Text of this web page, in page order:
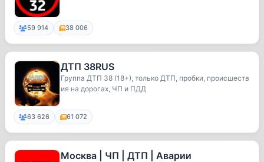
59 914 38 006
ДТП 38RUS
Группа ДТП 38 (18+), только ДТП, пробки, происшеств
ия на дорогах, ЧП и ПДД
63 626 61 072
Москва | ЧП | ДТП | Аварии